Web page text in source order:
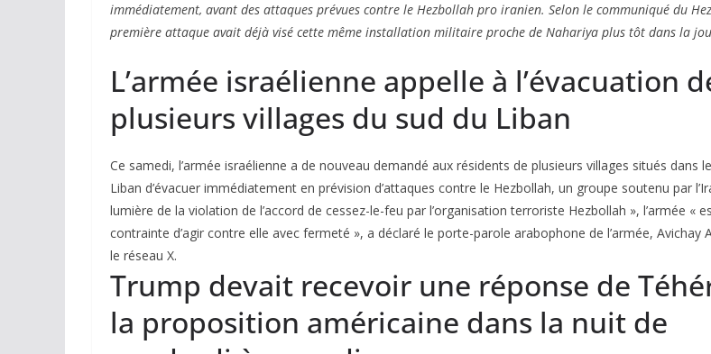
immédiatement, avant des attaques prévues contre le Hezbollah pro iranien. Selon le communiqué du
première attaque avait déjà visé cette même installation militaire proche de Nahariya plus tôt dans la
L’armée israélienne appelle à l’évacuation
plusieurs villages du sud du Liban
Ce samedi, l’armée israélienne a de nouveau demandé aux résidents de plusieurs villages situés dans
Liban d’évacuer immédiatement en prévision d’attaques contre le Hezbollah, un groupe soutenu par
lumière de la violation de l’accord de cessez-le-feu par l’organisation terroriste Hezbollah », l’armée «
contrainte d’agir contre elle avec fermeté », a déclaré le porte-parole arabophone de l’armée, Avichay
le réseau X.
Trump devait recevoir une réponse de
la proposition américaine dans la nuit de